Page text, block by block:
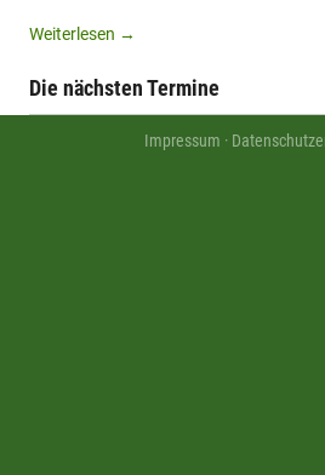
Weiterlesen →
Die nächsten Termine
Impressum ·